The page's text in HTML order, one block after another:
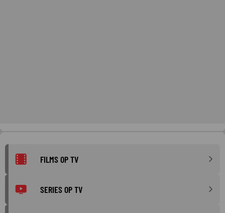
FILMS OP TV
SERIES OP TV